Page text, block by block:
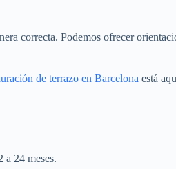
correcta. Podemos ofrecer
de terrazo en Barcelona está
a 24 meses.